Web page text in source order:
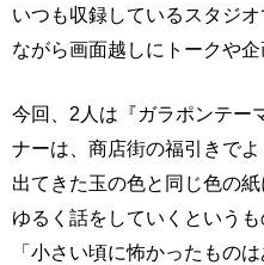
いつも収録しているスタジ
ながら画面越しにトークや企
今回、2人は『ガラポンテー
ナーは、商店街の福引きで
出てきた玉の色と同じ色の
ゆるく話をしていくという
「小さい頃に怖かったもの